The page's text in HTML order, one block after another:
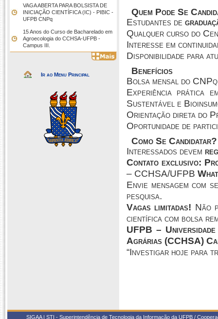
VAGA ABERTA PARA BOLSISTA DE
INICIAÇÃO CIENTÍFICA (IC) - PIBIC -
UFPB CNPq
15 Anos do Curso de Bacharelado em
Agroecologia do CCHSA-UFPB -
Campus III.
Ir ao Menu Principal
Quem Pode Se
Estudantes de
Qualquer curso do
Interesse em
Disponibilidade para
Benefícios
Bolsa mensal do
Experiência prática
Sustentável e
Orientação direta do
Oportunidade de
Como Se Candidatar?
Interessados devem
Contato exclusivo:
– CCHSA/UFPB
Envie mensagem com
pesquisa.
Vagas limitadas! Não
científica com bolsa
UFPB –
Agrárias (CCHSA)
“Investigar hoje para
SIGAA | STI - Superintendência de Tecnologia da Informação da UFPB /